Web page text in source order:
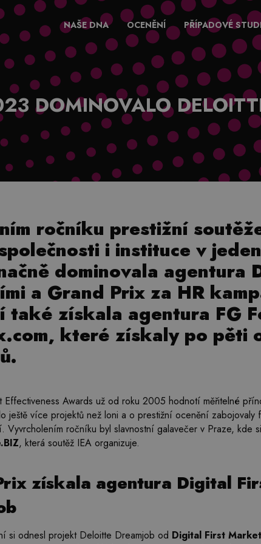
NAŠE DNA OCENĚNÍ PŘÍPADOVÉ
DOMINOVALO
ročníku prestižní
i instituce v
dominovala agentura
a Grand Prix za HR
také získala agentura FG
které získaly po pěti
Effectiveness Awards už od roku 2005 hodnotí měřitelné
ještě více projektů než loni a o prestižní ocenění
Vyvrcholením ročníku byl slavnostní galavečer v Praze, kde
, která soutěž IEA organizuje.
získala agentura Digital
si odnesl projekt Deloitte Dreamjob od Digital First